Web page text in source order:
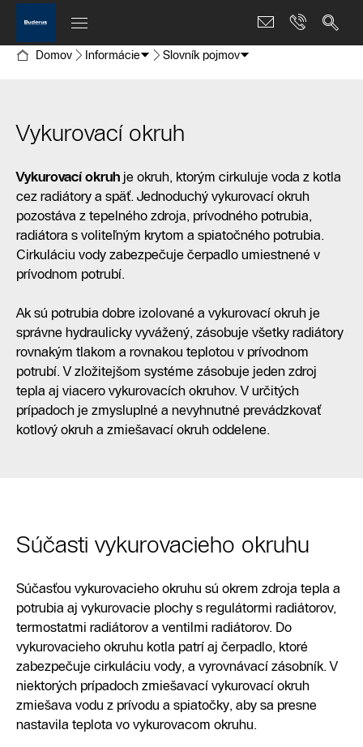
Domov Informácie Slovník pojmov
Vykurovací okruh
Vykurovací okruh je okruh, ktorým cirkuluje voda z kotla
cez radiátory a späť. Jednoduchý vykurovací okruh
pozostáva z tepelného zdroja, prívodného potrubia,
radiátora s voliteľným krytom a spiatočného potrubia.
Cirkuláciu vody zabezpečuje čerpadlo umiestnené v
prívodnom potrubí.
Ak sú potrubia dobre izolované a vykurovací okruh je
správne hydraulicky vyvážený, zásobuje všetky radiátory
rovnakým tlakom a rovnakou teplotou v prívodnom
potrubí. V zložitejšom systéme zásobuje jeden zdroj
tepla aj viacero vykurovacích okruhov. V určitých
prípadoch je zmysluplné a nevyhnutné prevádzkovať
kotlový okruh a zmiešavací okruh oddelene.
Súčasti vykurovacieho okruhu
Súčasťou vykurovacieho okruhu sú okrem zdroja tepla a
potrubia aj vykurovacie plochy s regulátormi radiátorov,
termostatmi radiátorov a ventilmi radiátorov. Do
vykurovacieho okruhu kotla patrí aj čerpadlo, ktoré
zabezpečuje cirkuláciu vody, a vyrovnávací zásobník. V
niektorých prípadoch zmiešavací vykurovací okruh
zmiešava vodu z prívodu a spiatočky, aby sa presne
nastavila teplota vo vykurovacom okruhu.